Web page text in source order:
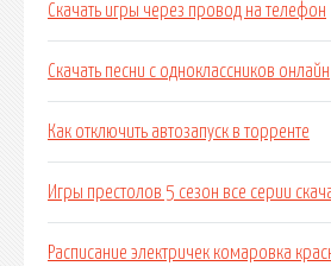
Скачать игры через провод на телефон
Скачать песни с одноклассников онлайн
Как отключить автозапуск в торренте
Игры престолов 5 сезон все серии
Расписание электричек комаровка